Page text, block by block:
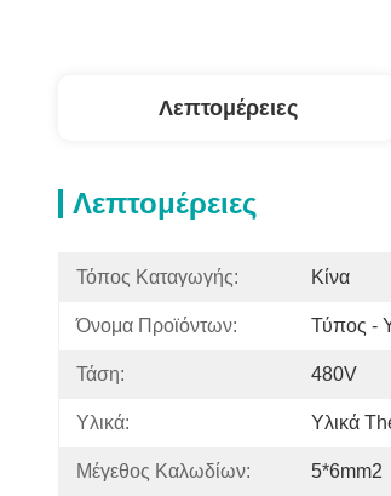
Λεπτομέρειες
Λεπτομέρειες
Τόπος Καταγωγής: Κίνα
Όνομα Προϊόντων: Τύπος -
Τάση: 480V
Υλικά: Υλικά
Μέγεθος Καλωδίων: 5*6mm2